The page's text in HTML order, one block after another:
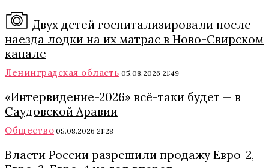
Двух детей госпитализировали после
наезда лодки на их матрас в Ново-Свирском
канале
Ленинградская область 05.08.2026 21:49
«Интервидение-2026» всё-таки будет — в
Саудовской Аравии
Общество 05.08.2026 21:28
Власти России разрешили продажу Евро-2,